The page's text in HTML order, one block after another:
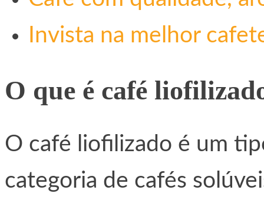
Invista na melhor
O que é café
O café liofilizado é um
categoria de cafés